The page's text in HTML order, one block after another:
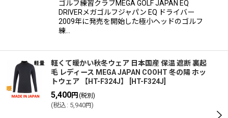
ゴルフ練習クラブMEGA GOLF JAPAN EQ
DRIVERメガゴルフジャパン EQ ドライバー
2009年に発売を開始した極小ヘッドのゴルフ
練…
軽くて暖かい秋冬ウェア 日本国産 保温 遮断 裏起
毛 レディース MEGA JAPAN COOHT 冬の陽 ホッ
トウェア 【HT-F324J】
HT-F324J
5,400円 (税別)
(税込 : 5,940円)